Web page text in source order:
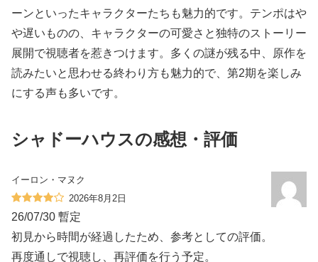
ーンといったキャラクターたちも魅力的です。テンポはや
や遅いものの、キャラクターの可愛さと独特のストーリー
展開で視聴者を惹きつけます。多くの謎が残る中、原作を
読みたいと思わせる終わり方も魅力的で、第2期を楽しみ
にする声も多いです。
シャドーハウスの感想・評価
イーロン・マヌク
2026年8月2日
26/07/30 暫定
初見から時間が経過したため、参考としての評価。
再度通しで視聴し、再評価を行う予定。